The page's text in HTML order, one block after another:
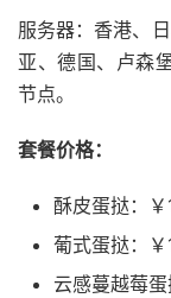
服务器：香港、
亚、德国、卢森
节点。
套餐价格：
酥皮蛋挞：
葡式蛋挞：￥
云感蔓越莓